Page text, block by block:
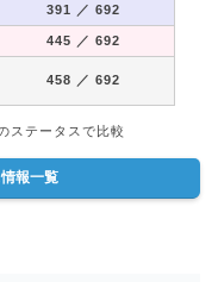
391 ／ 692
445 ／ 692
458 ／ 692
ステータスで比較
報一覧